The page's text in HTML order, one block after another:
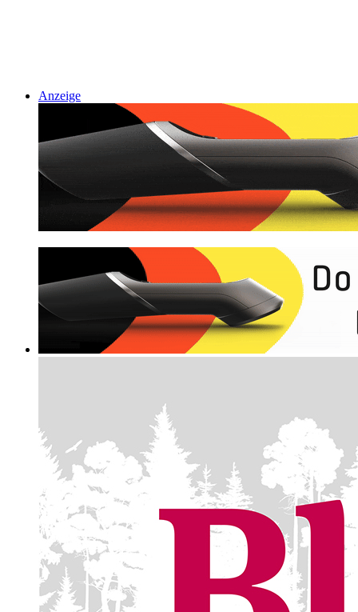
Anzeige